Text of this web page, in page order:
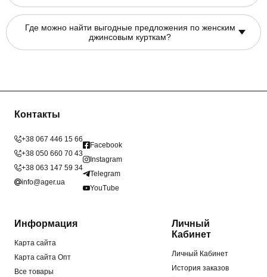
Где можно найти выгодные предложения по женским
джинсовым курткам?
Контакты
+38 067 446 15 66
+38 050 660 70 43
+38 063 147 59 34
info@ager.ua
Facebook
Instagram
Telegram
YouTube
Информация
Карта сайта
Карта сайта Опт
Все товары
Личный
Кабинет
Личный Кабинет
История заказов